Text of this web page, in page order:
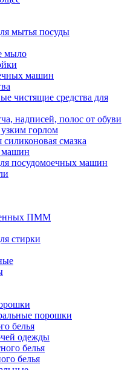
мытья посуды
мыло
машин
чистящие средства для
надписей, полос от обуви
горлом
силиконовая смазка
машин
посудомоечных машин
ПММ
стирки
порошки
белья
одежды
белья
белья